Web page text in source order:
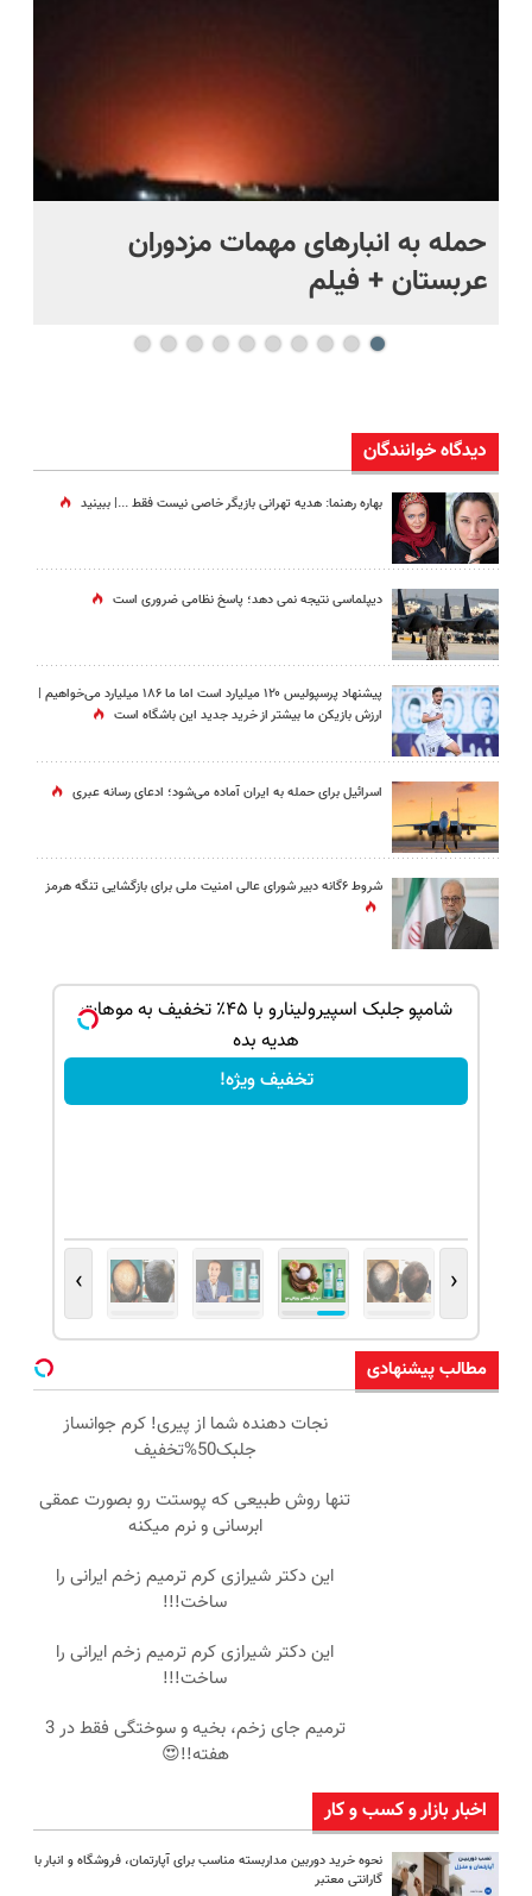
حمله به انبارهای مهمات مزدوران
عربستان + فیلم
دیدگاه خوانندگان
بهاره رهنما: هدیه تهرانی بازیگر خاصی نیست فقط ...|‌ ببینید
دیپلماسی نتیجه‌ نمی دهد؛ پاسخ نظامی ضروری است
پیشنهاد پرسپولیس ۱۲۰ میلیارد است اما ما ۱۸۶ میلیارد می‌خواهیم |
ارزش بازیکن ما بیشتر از خرید جدید این باشگاه است
اسرائیل برای حمله به ایران آماده می‌شود؛ ادعای رسانه عبری
شروط ۶گانه دبیر شورای عالی امنیت ملی برای بازگشایی تنگه هرمز
شامپو جلبک اسپیرولینارو با ۴۵٪ تخفیف به موهات
هدیه بده
تخفیف ویژه!
‹
›
مطالب پیشنهادی
نجات دهنده شما از پیری! کرم جوانساز
جلبک50%تخفیف
تنها روش طبیعی که پوستت رو بصورت عمقی
ابرسانی و نرم میکنه
این دکتر شیرازی کرم ترمیم زخم ایرانی را
ساخت!!!
این دکتر شیرازی کرم ترمیم زخم ایرانی را
ساخت!!!
ترمیم جای زخم، بخیه و سوختگی فقط در 3
هفته!!😍
اخبار بازار و کسب و کار
نحوه خرید دوربین مداربسته مناسب برای آپارتمان، فروشگاه و انبار با
گارانتی معتبر